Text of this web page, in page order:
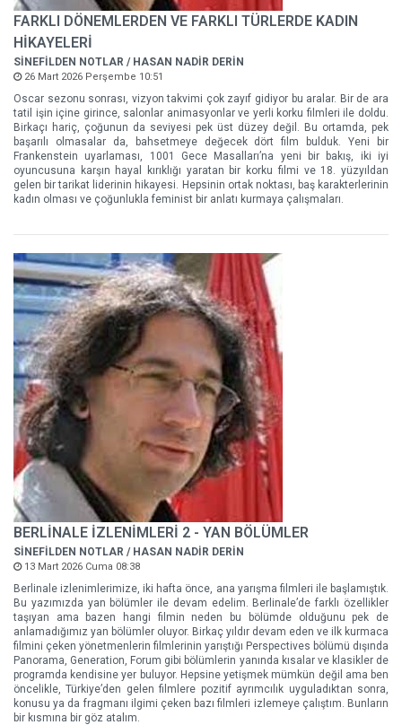
FARKLI DÖNEMLERDEN VE FARKLI TÜRLERDE KADIN
HİKAYELERİ
SİNEFİLDEN NOTLAR / HASAN NADİR DERİN
26 Mart 2026 Perşembe 10:51
Oscar sezonu sonrası, vizyon takvimi çok zayıf gidiyor bu aralar. Bir de ara
tatil işin içine girince, salonlar animasyonlar ve yerli korku filmleri ile doldu.
Birkaçı hariç, çoğunun da seviyesi pek üst düzey değil. Bu ortamda, pek
başarılı olmasalar da, bahsetmeye değecek dört film bulduk. Yeni bir
Frankenstein uyarlaması, 1001 Gece Masalları’na yeni bir bakış, iki iyi
oyuncusuna karşın hayal kırıklığı yaratan bir korku filmi ve 18. yüzyıldan
gelen bir tarikat liderinin hikayesi. Hepsinin ortak noktası, baş karakterlerinin
kadın olması ve çoğunlukla feminist bir anlatı kurmaya çalışmaları.
BERLİNALE İZLENİMLERİ 2 - YAN BÖLÜMLER
SİNEFİLDEN NOTLAR / HASAN NADİR DERİN
13 Mart 2026 Cuma 08:38
Berlinale izlenimlerimize, iki hafta önce, ana yarışma filmleri ile başlamıştık.
Bu yazımızda yan bölümler ile devam edelim. Berlinale’de farklı özellikler
taşıyan ama bazen hangi filmin neden bu bölümde olduğunu pek de
anlamadığımız yan bölümler oluyor. Birkaç yıldır devam eden ve ilk kurmaca
filmini çeken yönetmenlerin filmlerinin yarıştığı Perspectives bölümü dışında
Panorama, Generation, Forum gibi bölümlerin yanında kısalar ve klasikler de
programda kendisine yer buluyor. Hepsine yetişmek mümkün değil ama ben
öncelikle, Türkiye’den gelen filmlere pozitif ayrımcılık uyguladıktan sonra,
konusu ya da fragmanı ilgimi çeken bazı filmleri izlemeye çalıştım. Bunların
bir kısmına bir göz atalım.